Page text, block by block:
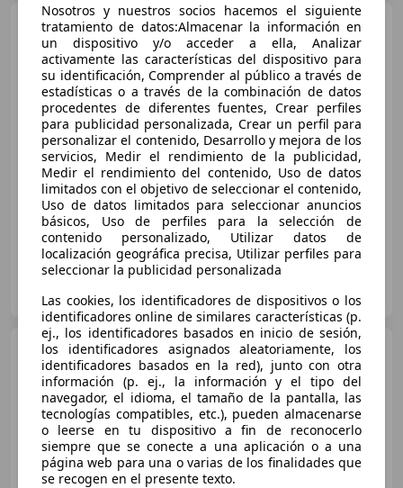
Volkswagen Tiguan
2.0TDI R-Line DSG 110kW
€ 28.500 1
Buen precio
04/2023 90.220 km Diésel
110 kW (150 CV)
Techo solar
TELENAUTO, Audi y Volkswagen
ES-24700 ASTORGA
Volkswagen Tiguan
2.0TDI Life DSG 110kW
€ 21.726
Súper oferta
Nosotros y nuestros socios hacemos el siguiente
tratamiento de datos:Almacenar la información en
un dispositivo y/o acceder a ella, Analizar
activamente las características del dispositivo para
su identificación, Comprender al público a través de
estadísticas o a través de la combinación de datos
procedentes de diferentes fuentes, Crear perfiles
para publicidad personalizada, Crear un perfil para
personalizar el contenido, Desarrollo y mejora de los
servicios, Medir el rendimiento de la publicidad,
Medir el rendimiento del contenido, Uso de datos
limitados con el objetivo de seleccionar el contenido,
Uso de datos limitados para seleccionar anuncios
básicos, Uso de perfiles para la selección de
contenido personalizado, Utilizar datos de
localización geográfica precisa, Utilizar perfiles para
seleccionar la publicidad personalizada
Las cookies, los identificadores de dispositivos o los
identificadores online de similares características (p.
ej., los identificadores basados en inicio de sesión,
los identificadores asignados aleatoriamente, los
identificadores basados en la red), junto con otra
información (p. ej., la información y el tipo del
navegador, el idioma, el tamaño de la pantalla, las
tecnologías compatibles, etc.), pueden almacenarse
o leerse en tu dispositivo a fin de reconocerlo
siempre que se conecte a una aplicación o a una
página web para una o varias de los finalidades que
se recogen en el presente texto.